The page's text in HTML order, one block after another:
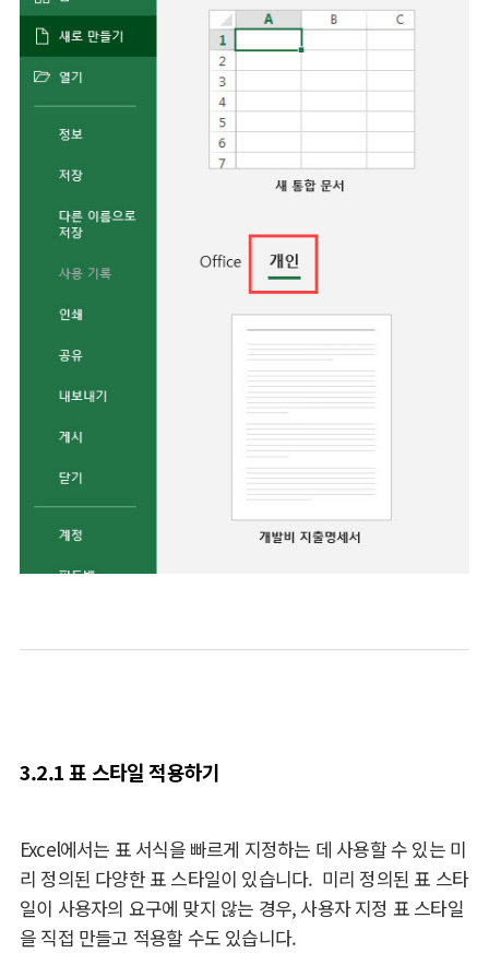
3.2.1 표 스타일 적용하기
Excel에서는 표 서식을 빠르게 지정하는 데 사용할 수 있는 미
리 정의된 다양한 표 스타일이 있습니다. 미리 정의된 표 스타
일이 사용자의 요구에 맞지 않는 경우, 사용자 지정 표 스타일
을 직접 만들고 적용할 수도 있습니다.